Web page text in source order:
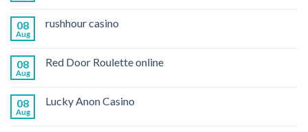
08
Aug
rushhour casino
08
Aug
Red Door Roulette online
08
Aug
Lucky Anon Casino